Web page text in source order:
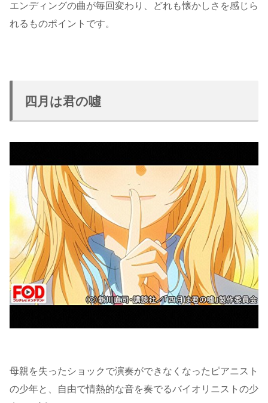
エンディングの曲が毎回変わり、どれも懐かしさを感じら
れるものポイントです。
四月は君の噓
母親を失ったショックで演奏ができなくなったピアニスト
の少年と、自由で情熱的な音を奏でるバイオリニストの少